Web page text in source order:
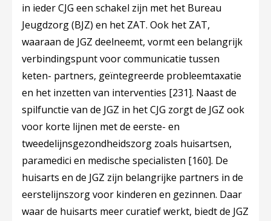
in ieder CJG een schakel zijn met het Bureau
Jeugdzorg (BJZ) en het ZAT. Ook het ZAT,
waaraan de JGZ deelneemt, vormt een belangrijk
verbindingspunt voor communicatie tussen
keten- partners, geïntegreerde probleemtaxatie
en het inzetten van interventies [231]. Naast de
spilfunctie van de JGZ in het CJG zorgt de JGZ ook
voor korte lijnen met de eerste- en
tweedelijnsgezondheidszorg zoals huisartsen,
paramedici en medische specialisten [160]. De
huisarts en de JGZ zijn belangrijke partners in de
eerstelijnszorg voor kinderen en gezinnen. Daar
waar de huisarts meer curatief werkt, biedt de JGZ